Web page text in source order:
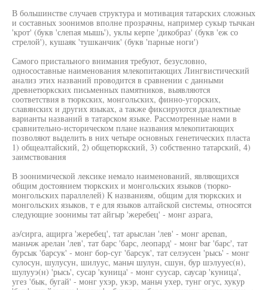
В большинстве случаев структура и мотивация татарских сложных
и составных зоонимов вполне прозрачны, например сукыр тычкан
'крот' (букв 'слепая мышь'), уклы керпе 'дикобраз' (букв 'еж со
стрелой'), кушаяк 'тушканчик' (букв 'парные ноги')
Самого пристального внимания требуют, безусловно,
односоставные наименования млекопитающих Лингвистический
анализ этих названий проводится в сравнении с данными
древнетюркских письменных памятников, выявляются
соответствия в тюркских, монгольских, финно-угорских,
славянских и других языках, а также фиксируются диалектные
варианты названий в татарском языке. Рассмотренные нами в
сравнительно-историческом плане названия млекопитающих
позволяют выделить в них четыре основных генетических пласта
1) общеалтайский, 2) общетюркский, 3) собственно татарский, 4)
заимствования
В зоонимической лексике немало наименований, являющихся
общим достоянием тюркских и монгольских языков (тюрко-
монгольских параллелей) К названиям, общим для тюркских и
монгольских языков, т е для языков алтайской системы, относятся
следующие зоонимы тат айгыр 'жеребец' - монг азрага,
аэ/сирга, ащирга 'жеребец', тат арыслан 'лев' - монг apenan,
маньчж арелан 'лев', тат барс 'барс, леопард' - монг bar 'барс', тат
бурсык 'барсук' - монг бор-суг 'барсук', тат селэусен 'рысь' - монг
сулосун, шулусун, шилуус, маньч шулун, сшун, бур шэлууес(н),
шулууэ(н) 'рысь', сусар 'куница' - монг суусар, саусар 'куница',
угез 'бык, бугай' - монг ухэр, укэр, маньч ухер, тунг огус, хукур